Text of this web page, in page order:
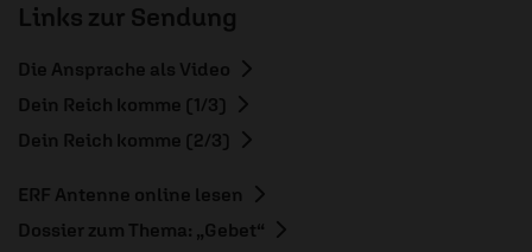
Links zur Sendung
Die Ansprache als Video
Dein Reich komme (1/3)
Dein Reich komme (2/3)
ERF Antenne online lesen
Dossier zum Thema: „Gebet“